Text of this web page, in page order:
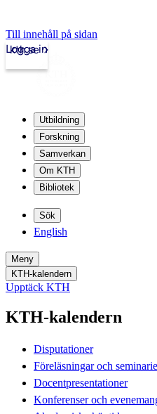
Till innehåll på sidan
kth.se
Logga in
Utbildning
Forskning
Samverkan
Om KTH
Bibliotek
Sök
English
Meny
KTH-kalendern
Upptäck KTH
KTH-kalendern
Disputationer
Föreläsningar och
Docentpresentationer
Konferenser och